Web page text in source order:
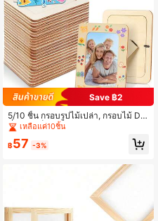
Save ฿2
5/10 ชิ้น กรอบรูปไม้เปล่า, กรอบไม้ DIY
ที่ยังไม่เสร็จ, กรอบรูปไม้เปล่าสำหรับงา
นฝีมือ, เหมาะสำหรับรูปภาพขนาด 4 X
6 นิ้ว, เหมาะสำหรับงานฝีมือ, การวาดภ
ญวันพ่อ, วันแม่, ของขวัญงานวันเกิด
เหลือแค่10ชิ้น
฿57 -3%